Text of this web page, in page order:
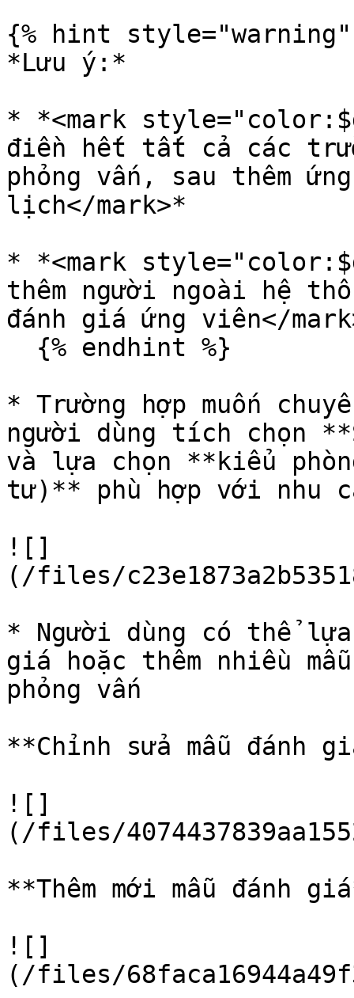
{% hint style="warning"
*Lưu ý:*
* *<mark
điền hết tất cả các
phỏng vấn, sau thêm
lịch</mark>*
* *<mark
thêm người ngoài hệ
đánh giá ứng viên</
* Trường hợp muốn
người dùng tích chọn
và lựa chọn **kiểu
tư)** phù hợp với nhu
![]
(/files/
* Người dùng có thể
giá hoặc thêm nhiều
phỏng vấn
**Chỉnh sửa mẫu đánh
![]
(/files/
**Thêm mới mẫu đánh
![]
(/files/